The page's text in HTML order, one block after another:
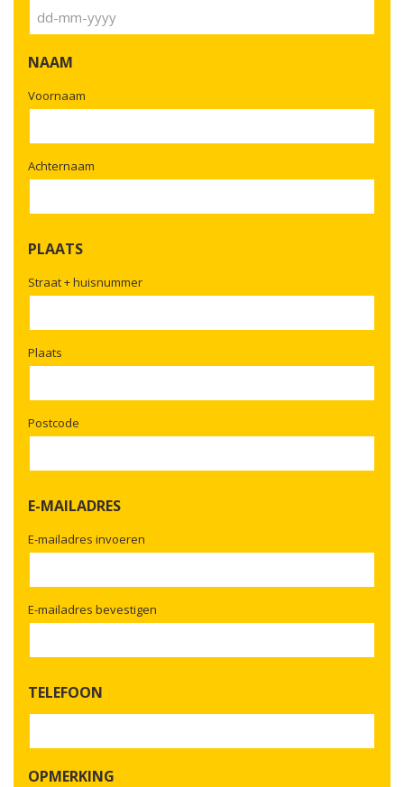
DD
MM
JJJJ
NAAM
Voornaam
Achternaam
PLAATS
Straat + huisnummer
Plaats
Postcode
E-MAILADRES
E-mailadres invoeren
E-mailadres bevestigen
TELEFOON
OPMERKING